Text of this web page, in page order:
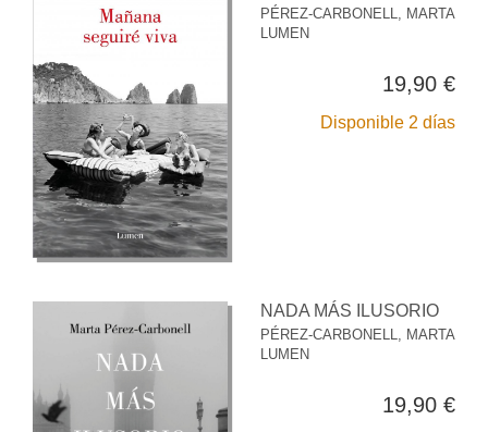
PÉREZ-CARBONELL, MARTA
LUMEN
19,90 €
Disponible 2 días
NADA MÁS ILUSORIO
PÉREZ-CARBONELL, MARTA
LUMEN
19,90 €